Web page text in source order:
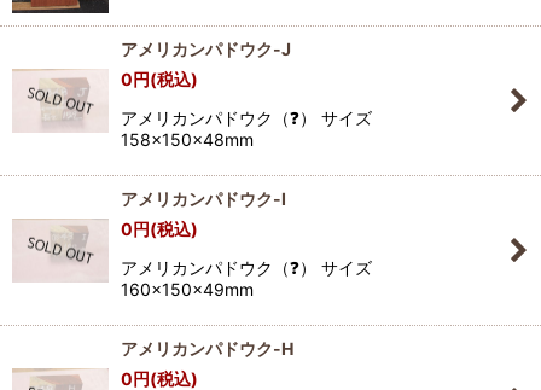
アメリカンパドウク-J
0円(税込)
アメリカンパドウク（❓） サイズ
158×150×48mm
アメリカンパドウク-I
0円(税込)
アメリカンパドウク（❓） サイズ
160×150×49mm
アメリカンパドウク-H
0円(税込)